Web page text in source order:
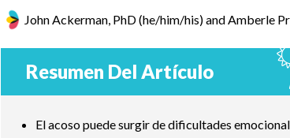
John Ackerman, PhD (he/him/his) and Amberle
Resumen Del Artículo
El acoso puede surgir de dificultades